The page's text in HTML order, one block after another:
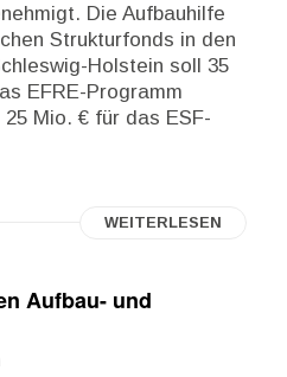
Die Aufbauhilfe
Strukturfonds in den
Holstein soll 35
EFRE-Programm
Mio. € für das ESF-
WEITERLESEN
Aufbau- und